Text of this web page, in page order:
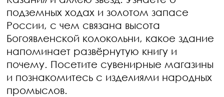
подземных ходах и золотом запасе
России, с чем связана высота
Богоявленской колокольни, какое здание
напоминает развёрнутую книгу и
почему. Посетите сувенирные магазины
и познакомитесь с изделиями народных
промыслов.